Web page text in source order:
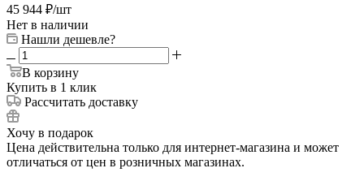
45 944 ₽/шт
Нет в наличии
Нашли дешевле?
В корзину
Купить в 1 клик
Рассчитать доставку
Хочу в подарок
Цена действительна только для интернет-магазина и может
отличаться от цен в розничных магазинах.